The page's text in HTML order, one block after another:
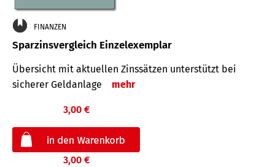
FINANZEN
Sparzinsvergleich Einzelexemplar
Übersicht mit aktuellen Zinssätzen unterstützt bei
sicherer Geldanlage
mehr
3,00 €
3,00 €